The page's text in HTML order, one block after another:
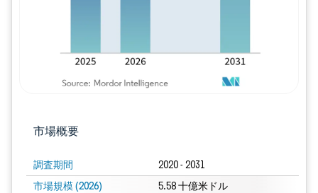
市場概要
調査期間 2020 - 2031
市場規模 (2026) 5.58 十億米ドル